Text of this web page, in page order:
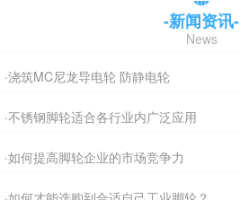
-新闻资讯-
News
·浇筑MC尼龙导电轮 防静电轮
·不锈钢脚轮适合各行业内广泛应用
·如何提高脚轮企业的市场竞争力